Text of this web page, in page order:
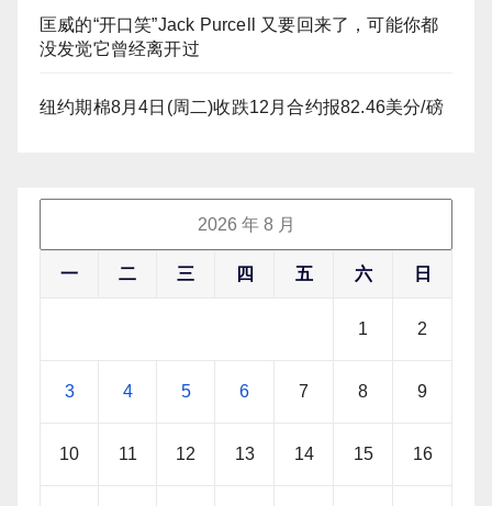
匡威的“开口笑”Jack Purcell 又要回来了，可能你都
没发觉它曾经离开过
纽约期棉8月4日(周二)收跌12月合约报82.46美分/磅
2026 年 8 月
一 二 三 四 五 六 日
1 2
3 4 5 6 7 8 9
10 11 12 13 14 15 16